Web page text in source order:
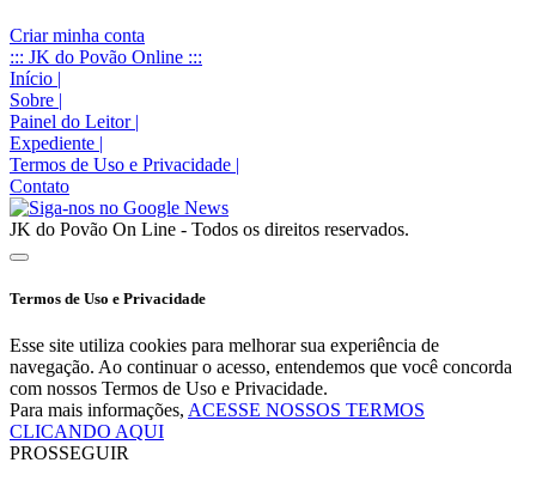
Criar minha conta
::: JK do Povão Online :::
Início |
Sobre |
Painel do Leitor |
Expediente |
Termos de Uso e Privacidade |
Contato
JK do Povão On Line - Todos os direitos reservados.
Termos de Uso e Privacidade
Esse site utiliza cookies para melhorar sua experiência de
navegação. Ao continuar o acesso, entendemos que você concorda
com nossos Termos de Uso e Privacidade.
Para mais informações, ACESSE NOSSOS TERMOS
CLICANDO AQUI
PROSSEGUIR